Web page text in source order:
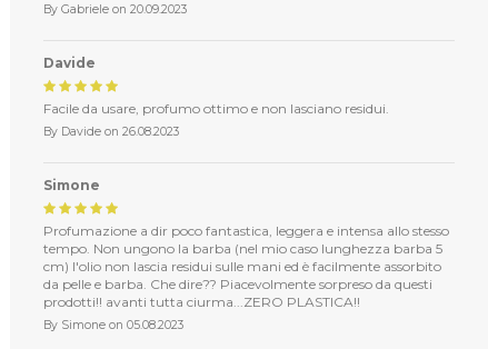
By Gabrieleon 20.09.2023
Davide
Facile da usare, profumo ottimo e non lasciano residui.
By Davideon 26.08.2023
Simone
Profumazione a dir poco fantastica, leggera e intensa allo stesso
tempo. Non ungono la barba (nel mio caso lunghezza barba 5
cm) l'olio non lascia residui sulle mani ed è facilmente assorbito
da pelle e barba. Che dire?? Piacevolmente sorpreso da questi
prodotti!! avanti tutta ciurma...ZERO PLASTICA!!
By Simoneon 05.08.2023